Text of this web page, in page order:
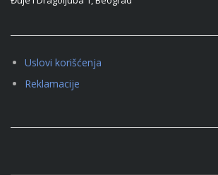
Uslovi korišćenja
Reklamacije